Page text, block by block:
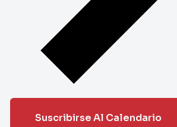
Suscribirse Al Calendario